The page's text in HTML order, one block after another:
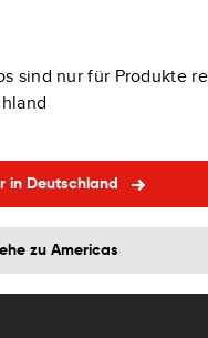
Ihr Navigationsgerät
sind nur für Produkte
in Deutschland
zu Americas